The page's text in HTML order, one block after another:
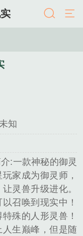
知
:一款神秘的御灵
家成为御灵师，
灵兽升级进化。
召唤到现实中！
殊的人形灵兽！
生巅峰，但是随